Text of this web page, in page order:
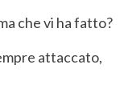
che vi ha fatto?
attaccato,